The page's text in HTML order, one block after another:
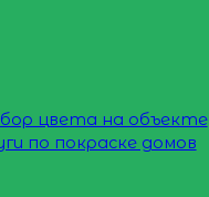
цвета на объекте
по покраске домов